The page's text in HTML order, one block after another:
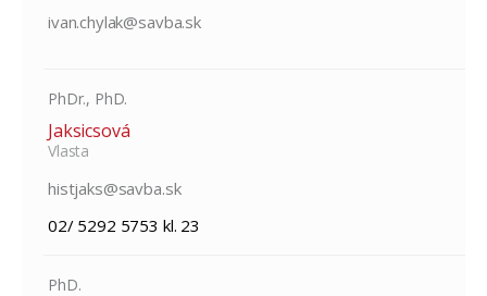
ivan.chylak@savba.sk
PhDr., PhD.
Jaksicsová
Vlasta
histjaks@savba.sk
02/ 5292 5753 kl. 23
PhD.